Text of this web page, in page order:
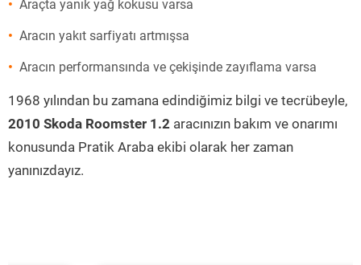
Araçta yanık yağ kokusu varsa
Aracın yakıt sarfiyatı artmışsa
Aracın performansında ve çekişinde zayıflama varsa
1968 yılından bu zamana edindiğimiz bilgi ve tecrübeyle,
2010 Skoda Roomster 1.2 aracınızın bakım ve onarımı
konusunda Pratik Araba ekibi olarak her zaman
yanınızdayız.